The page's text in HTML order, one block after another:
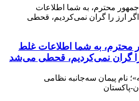
محترم، به شما اطلاعات غلط
را گران نمی‌کردیم، قحطی می‌شد